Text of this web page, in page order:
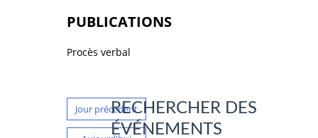
PUBLICATIONS
Procès verbal
Jour précédentRECHERCHER DES
ÉVÉNEMENTS